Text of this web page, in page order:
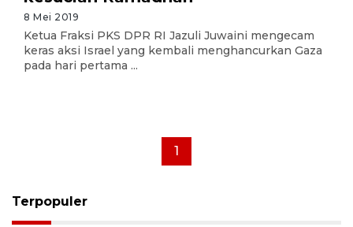
8 Mei 2019
Ketua Fraksi PKS DPR RI Jazuli Juwaini mengecam
keras aksi Israel yang kembali menghancurkan Gaza
pada hari pertama ...
1
Terpopuler